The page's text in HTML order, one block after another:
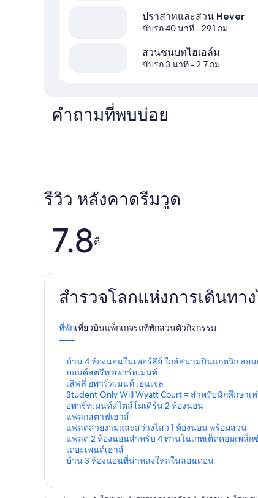
ปราสาทและสวน Hever
ขับรถ 40 นาที- 29.1 กม.
สวนชนบทไฮเอล์ม
ขับรถ 3 นาที- 2.7 กม.
คำถามที่พบบ่อย
รีวิว หลังคาดรีมวูด
รีวิว
7.8ดี
สำรวจโลกแห่งการเดินทา
ที่พักเที่ยวบินแพ็กเกจรถที่พักส่วนตัวกิจกรรม
บ้าน 4 ห้องนอนในเพอร์ลีย์ ใกล้สนามบินแกตวิก ลอ
ลิ
ง
ก์
ม
า
ต
ร
ฐ
า
น
บอนด์สตรีท อพาร์ทเมนท์
ลิ
ง
ก์
ม
า
ต
ร
ฐ
า
เลิฟลี่ อพาร์ทเมนท์ เอนเจล
ลิ
ง
ก์
ม
า
ต
ร
ฐ
Student Only Will Wyatt Court = สำหรับนักศึกษา
ลิ
ง
ก์
ม
า
ต
ร
อพาร์ทเมนท์สไตล์โมเดิร์น 2 ห้องนอน
ลิ
ง
ก์
ม
า
ต
แฟลกสตาฟเฮาส์
ลิ
ง
ก์
ม
า
แฟลตสวยงามและสว่างไสว 1 ห้องนอน พร้อมสวน
ลิ
ง
ก์
ม
แฟลต 2 ห้องนอนสำหรับ 4 ท่านในเกทเต็ดคอมเพล็ก
ลิ
ง
ก์
เดอะเพนต์เฮาส์
ลิ
ง
บ้าน 3 ห้องนอนที่น่าหลงใหลในลอนดอน
ลิ